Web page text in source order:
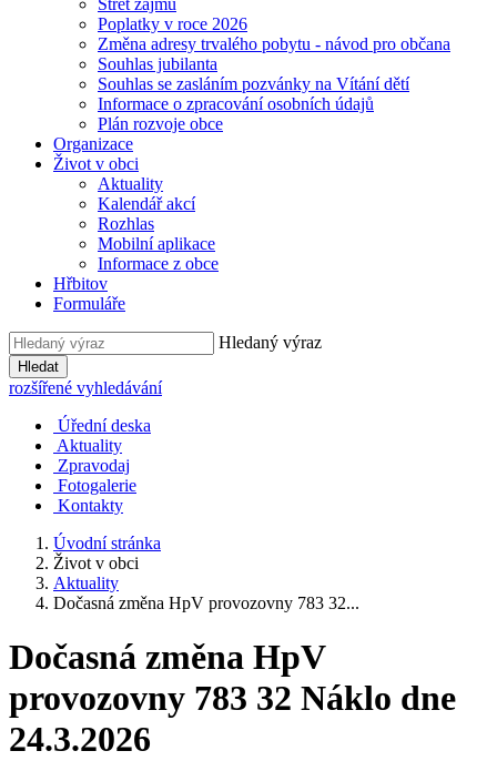
Střet zájmů
Poplatky v roce 2026
Změna adresy trvalého pobytu - návod pro občana
Souhlas jubilanta
Souhlas se zasláním pozvánky na Vítání dětí
Informace o zpracování osobních údajů
Plán rozvoje obce
Organizace
Život v obci
Aktuality
Kalendář akcí
Rozhlas
Mobilní aplikace
Informace z obce
Hřbitov
Formuláře
Hledaný výraz
Hledat
rozšířené vyhledávání
Úřední deska
Aktuality
Zpravodaj
Fotogalerie
Kontakty
Úvodní stránka
Život v obci
Aktuality
Dočasná změna HpV provozovny 783 32...
Dočasná změna HpV
provozovny 783 32 Náklo dne
24.3.2026